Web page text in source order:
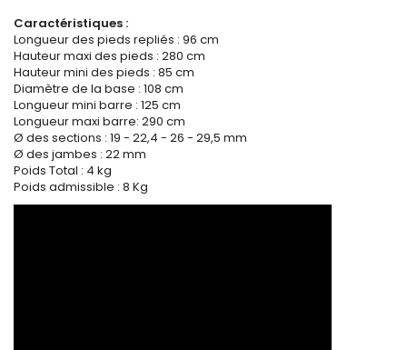
Caractéristiques :
Longueur des pieds repliés : 96 cm
Hauteur maxi des pieds : 280 cm
Hauteur mini des pieds : 85 cm
Diamètre de la base : 108 cm
Longueur mini barre : 125 cm
Longueur maxi barre: 290 cm
Ø des sections : 19 - 22,4 - 26 - 29,5 mm
Ø des jambes : 22 mm
Poids Total : 4 kg
Poids admissible : 8 Kg